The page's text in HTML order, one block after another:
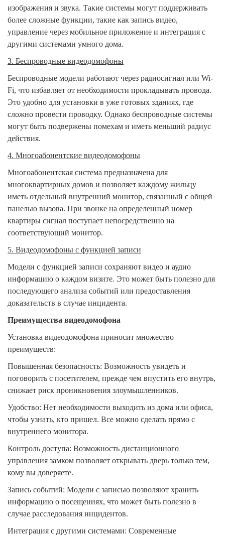
изображения и звука. Такие системы могут поддерживать
более сложные функции, такие как запись видео,
управление через мобильное приложение и интеграция с
другими системами умного дома.
3. Беспроводные видеодомофоны
Беспроводные модели работают через радиосигнал или Wi-
Fi, что избавляет от необходимости прокладывать провода.
Это удобно для установки в уже готовых зданиях, где
сложно провести проводку. Однако беспроводные системы
могут быть подвержены помехам и иметь меньший радиус
действия.
4. Многоабонентские видеодомофоны
Многоабонентская система предназначена для
многоквартирных домов и позволяет каждому жильцу
иметь отдельный внутренний монитор, связанный с общей
панелью вызова. При звонке на определенный номер
квартиры сигнал поступает непосредственно на
соответствующий монитор.
5. Видеодомофоны с функцией записи
Модели с функцией записи сохраняют видео и аудио
информацию о каждом визите. Это может быть полезно для
последующего анализа событий или предоставления
доказательств в случае инцидента.
Преимущества видеодомофона
Установка видеодомофона приносит множество
преимуществ:
Повышенная безопасность: Возможность увидеть и
поговорить с посетителем, прежде чем впустить его внутрь,
снижает риск проникновения злоумышленников.
Удобство: Нет необходимости выходить из дома или офиса,
чтобы узнать, кто пришел. Все можно сделать прямо с
внутреннего монитора.
Контроль доступа: Возможность дистанционного
управления замком позволяет открывать дверь только тем,
кому вы доверяете.
Запись событий: Модели с записью позволяют хранить
информацию о посещениях, что может быть полезно в
случае расследования инцидентов.
Интеграция с другими системами: Современные